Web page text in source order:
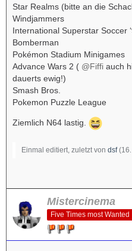
Star Realms (bitte an die
Windjammers
International Superstar Soccer
Bomberman
Pokémon Stadium Minigames
Advance Wars 2 ( @Fiffi auch
dauerts ewig!)
Smash Bros.
Pokemon Puzzle League
Ziemlich N64 lastig.
Einmal editiert, zuletzt von dsf(
Mistercinema
Five Times most Wanted